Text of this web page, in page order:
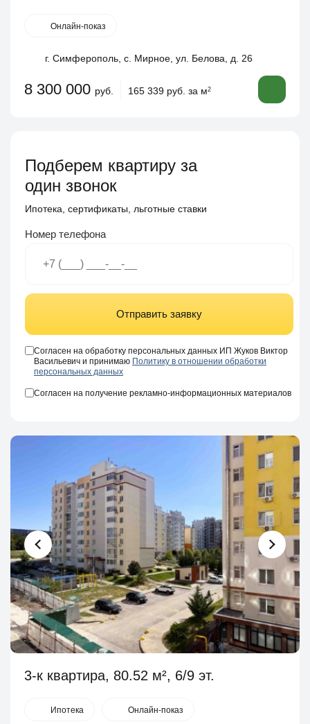
Онлайн-показ
г. Симферополь, с. Мирное, ул. Белова, д. 26
8 300 000 руб. 165 339 руб. за м2
Подберем квартиру за
один звонок
Ипотека, сертификаты, льготные ставки
Номер телефона
Отправить заявку
Согласен на обработку персональных данных ИП Жуков Виктор
Васильевич и принимаю Политику в отношении обработки
персональных данных
Согласен на получение рекламно-информационных материалов
3-к квартира, 80.52 м², 6/9 эт.
Ипотека Онлайн-показ